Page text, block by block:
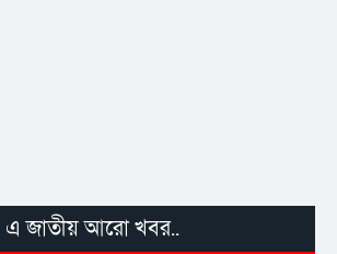
এ জাতীয় আরো খবর..